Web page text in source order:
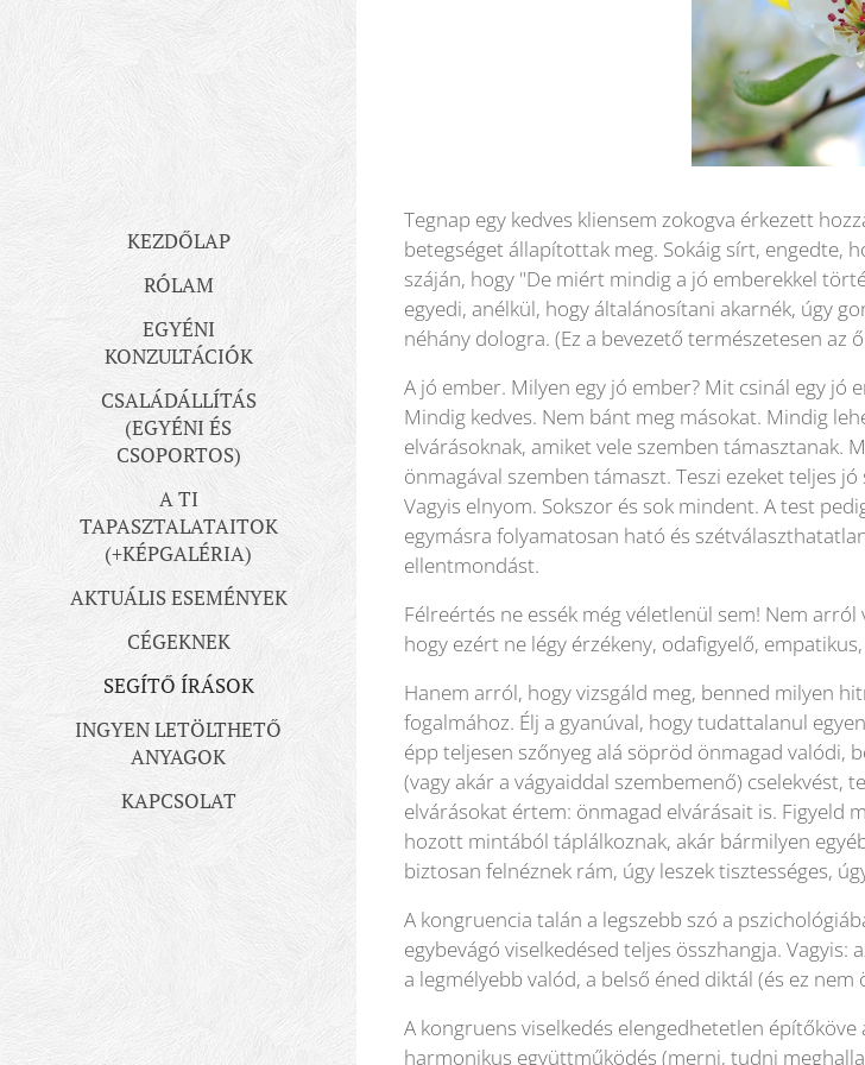
KEZDŐLAP
RÓLAM
EGYÉNI
KONZULTÁCIÓK
CSALÁDÁLLÍTÁS
(EGYÉNI ÉS
CSOPORTOS)
A TI
TAPASZTALATAITOK
(+KÉPGALÉRIA)
AKTUÁLIS ESEMÉNYEK
CÉGEKNEK
SEGÍTŐ ÍRÁSOK
INGYEN LETÖLTHETŐ
ANYAGOK
KAPCSOLAT
Tegnap egy kedves kliensem zokogva érkezett
betegséget állapítottak meg. Sokáig sírt, engedte,
száján, hogy "De miért mindig a jó emberekkel
egyedi, anélkül, hogy általánosítani akarnék, úgy
néhány dologra. (Ez a bevezető természetesen az
A jó ember. Milyen egy jó ember? Mit csinál egy jó
Mindig kedves. Nem bánt meg másokat. Mindig
elvárásoknak, amiket vele szemben támasztanak.
önmagával szemben támaszt. Teszi ezeket teljes
Vagyis elnyom. Sokszor és sok mindent. A test
egymásra folyamatosan ható és
ellentmondást.
Félreértés ne essék még véletlenül sem! Nem
hogy ezért ne légy érzékeny, odafigyelő,
Hanem arról, hogy vizsgáld meg, benned milyen
fogalmához. Élj a gyanúval, hogy tudattalanul
épp teljesen szőnyeg alá söpröd önmagad valódi,
(vagy akár a vágyaiddal szembemenő) cselekvést,
elvárásokat értem: önmagad elvárásait is. Figyeld
hozott mintából táplálkoznak, akár bármilyen
biztosan felnéznek rám, úgy leszek tisztességes,
A kongruencia talán a legszebb szó a
egybevágó viselkedésed teljes összhangja.
a legmélyebb valód, a belső éned diktál (és ez
A kongruens viselkedés elengedhetetlen
harmonikus együttműködés (merni, tudni